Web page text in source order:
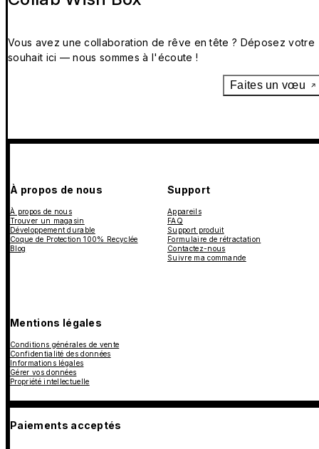
Vous avez une collaboration de rêve en tête ? Déposez votre
souhait ici — nous sommes à l'écoute !
Faites un vœu
À propos de nous
À propos de nous
Trouver un magasin
Développement durable
Coque de Protection 100% Recyclée
Blog
Support
Appareils
FAQ
Support produit
Formulaire de rétractation
Contactez-nous
Suivre ma commande
Mentions légales
Conditions générales de vente
Confidentialité des données
Informations légales
Gérer vos données
Propriété intellectuelle
Paiements acceptés